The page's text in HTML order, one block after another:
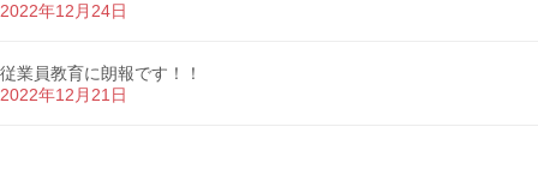
2022年12月24日
従業員教育に朗報です！！
2022年12月21日